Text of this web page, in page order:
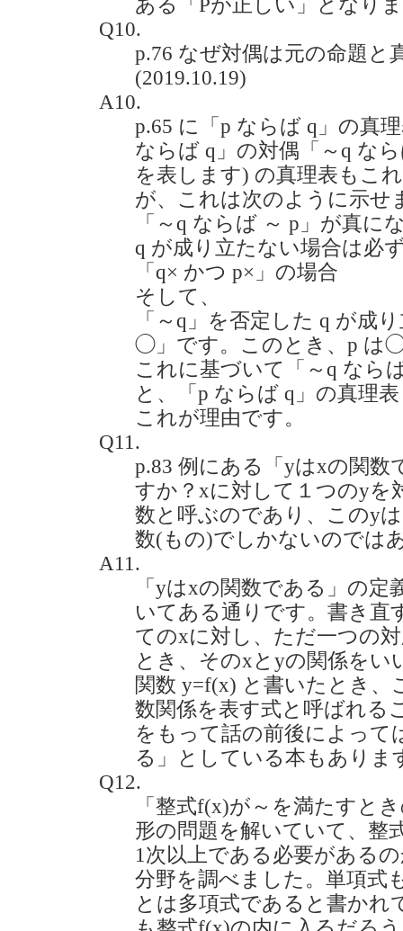
ある「Pが正しい」となり
Q10.
p.76 なぜ対偶は元の命題と
(2019.10.19)
A10.
p.65 に「p ならば q」の真
ならば q」の対偶「～q な
を表します) の真理表もこ
が、これは次のように示せ
「～q ならば ～ p」が真に
q が成り立たない場合は必
「q× かつ p×」の場合
そして、
「～q」を否定した q が成
◯」です。このとき、p は
これに基づいて「～q なら
と、「p ならば q」の真理
これが理由です。
Q11.
p.83 例にある「yはxの関数
すか？xに対して１つのyを
数と呼ぶのであり、このy
数(もの)でしかないのでは
A11.
「yはxの関数である」の
いてある通りです。書き直
てのxに対し、ただ一つの
とき、そのxとyの関係をい
関数 y=f(x) と書いたとき、
数関係を表す式と呼ばれる
をもって話の前後によって
る」としている本もありま
Q12.
「整式f(x)が～を満たすと
形の問題を解いていて、整
1次以上である必要がある
分野を調べました。単項式
とは多項式であると書かれ